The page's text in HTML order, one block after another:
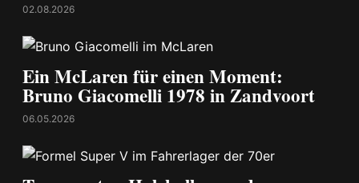
02.08.2026
Ein McLaren für einen Moment:
Bruno Giacomelli 1978 in Zandvoort
06.05.2026